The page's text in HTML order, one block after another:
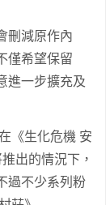
刪減原作內
僅希望保留
進一步擴充及
《生化危機 安
出的情況下，
過不少系列粉